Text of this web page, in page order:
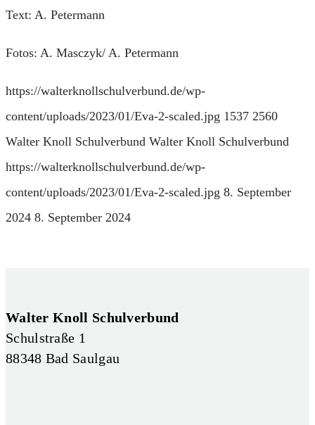
Text: A. Petermann
Fotos: A. Masczyk/ A. Petermann
https://walterknollschulverbund.de/wp-
content/uploads/2023/01/Eva-2-scaled.jpg 1537 2560
Walter Knoll Schulverbund Walter Knoll Schulverbund
https://walterknollschulverbund.de/wp-
content/uploads/2023/01/Eva-2-scaled.jpg 8. September
2024 8. September 2024
Walter Knoll Schulverbund
Schulstraße 1
88348 Bad Saulgau